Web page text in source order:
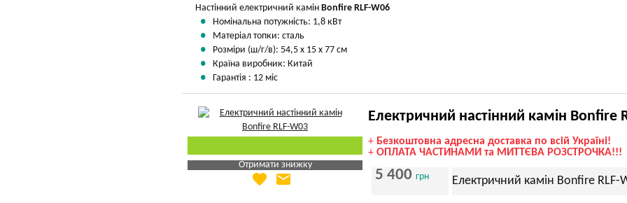
Настінний електричний камін Bonfire RLF-W06
Номінальна потужність: 1,8 кВт
Матеріал топки: сталь
Розміри (ш/г/в): 54,5 х 15 х 77 см
Країна виробник: Китай
Гарантія : 12 міс
Отримати знижку
Яка Ваша ціна
favorite email
Електричний настінний камін Bonfire
+ Безкоштовна адресна доставка по всій Україні!
+ ОПЛАТА ЧАСТИНАМИ та МИТТЄВА РОЗСТРОЧКА!!!
5 400 грн Електричний камін Bonfire RLF-